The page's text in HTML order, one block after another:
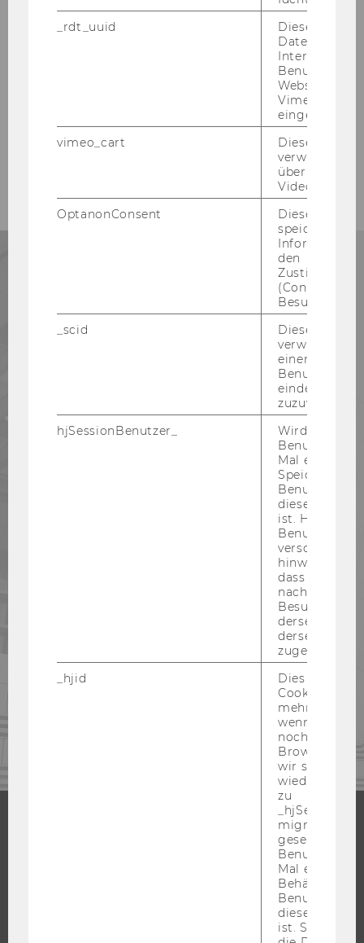
Unsere Benefits
Zukunftsstark und
mitarbeitendenorientiert. Bei uns finden
unterstützende Arbeitgeberin, bei der Sie
21.833
66
240
_rdt_uuid
Dieses
Daten über
Interaktionen
Websites, auf
Vimeo-Video
eingebettet
vimeo_cart
Dieses
verwendet,
überprüfen,
Video
OptanonConsent
Dieses Cookie
speichert
den
(Consent)
Besuchers.
_scid
Dieses
verwendet,
einem/einer
Benutzer*in
eindeutige ID
zuzuweisen
hjSessionBenutzer_
Wird gesetzt,
Benutzer
Mal eine
Speichert die
Benutzer-ID,
diese Seite
ist. Hotjar
Benutzer
verschiedene
hinweg.Stellt
dass Daten
Besuchen auf
derselben
derselben
zugeordnet
_hjid
Dies ist ein
Cookie, das
mehr setzen,
wenn ein
noch in
Browser hat,
wir seinen
zu
migrieren.
gesetzt,
Benutzer
Mal eine
Behält die
Benutzer-ID
diese Seite
ist. Stellt